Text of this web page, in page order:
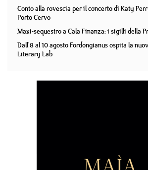
Conto alla rovescia per il concerto di Katy
Porto Cervo
Maxi-sequestro a Cala Finanza: i sigilli della
Dall'8 al 10 agosto Fordongianus ospita la
Literary Lab